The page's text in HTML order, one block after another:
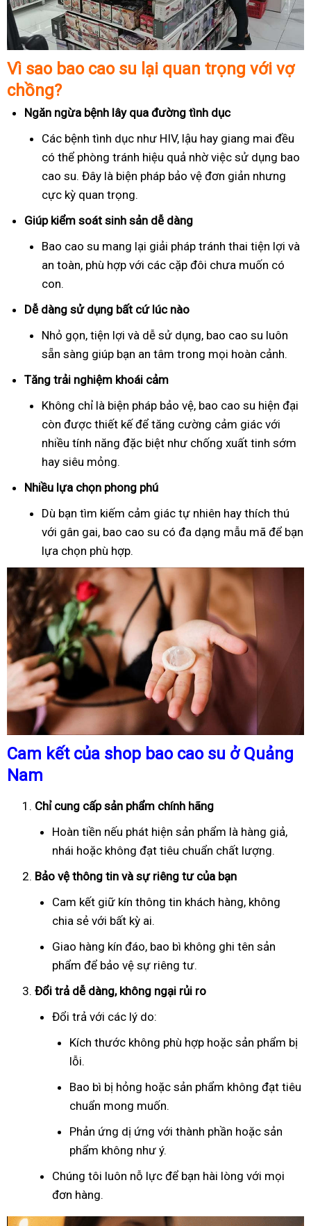
Vì sao bao cao su lại quan trọng với vợ
chồng?
Ngăn ngừa bệnh lây qua đường tình dục
Các bệnh tình dục như HIV, lậu hay giang mai đều
có thể phòng tránh hiệu quả nhờ việc sử dụng bao
cao su. Đây là biện pháp bảo vệ đơn giản nhưng
cực kỳ quan trọng.
Giúp kiểm soát sinh sản dễ dàng
Bao cao su mang lại giải pháp tránh thai tiện lợi và
an toàn, phù hợp với các cặp đôi chưa muốn có
con.
Dễ dàng sử dụng bất cứ lúc nào
Nhỏ gọn, tiện lợi và dễ sử dụng, bao cao su luôn
sẵn sàng giúp bạn an tâm trong mọi hoàn cảnh.
Tăng trải nghiệm khoái cảm
Không chỉ là biện pháp bảo vệ, bao cao su hiện đại
còn được thiết kế để tăng cường cảm giác với
nhiều tính năng đặc biệt như chống xuất tinh sớm
hay siêu mỏng.
Nhiều lựa chọn phong phú
Dù bạn tìm kiếm cảm giác tự nhiên hay thích thú
với gân gai, bao cao su có đa dạng mẫu mã để bạn
lựa chọn phù hợp.
Cam kết của shop bao cao su ở Quảng
Nam
Chỉ cung cấp sản phẩm chính hãng
Hoàn tiền nếu phát hiện sản phẩm là hàng giả,
nhái hoặc không đạt tiêu chuẩn chất lượng.
Bảo vệ thông tin và sự riêng tư của bạn
Cam kết giữ kín thông tin khách hàng, không
chia sẻ với bất kỳ ai.
Giao hàng kín đáo, bao bì không ghi tên sản
phẩm để bảo vệ sự riêng tư.
Đổi trả dễ dàng, không ngại rủi ro
Đổi trả với các lý do:
Kích thước không phù hợp hoặc sản phẩm bị
lỗi.
Bao bì bị hỏng hoặc sản phẩm không đạt tiêu
chuẩn mong muốn.
Phản ứng dị ứng với thành phần hoặc sản
phẩm không như ý.
Chúng tôi luôn nỗ lực để bạn hài lòng với mọi
đơn hàng.